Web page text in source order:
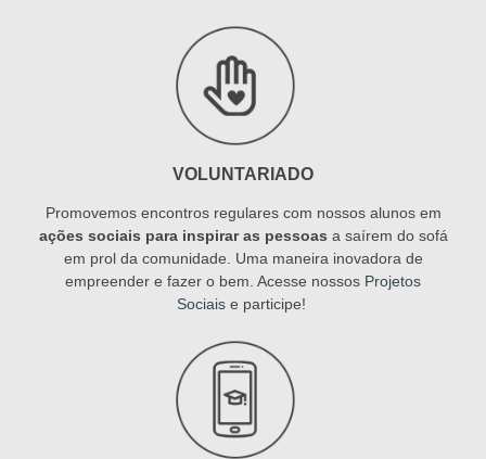
VOLUNTARIADO
Promovemos encontros regulares com nossos alunos em
ações sociais para inspirar as pessoas a saírem do sofá
em prol da comunidade. Uma maneira inovadora de
empreender e fazer o bem. Acesse nossos Projetos
Sociaise participe!